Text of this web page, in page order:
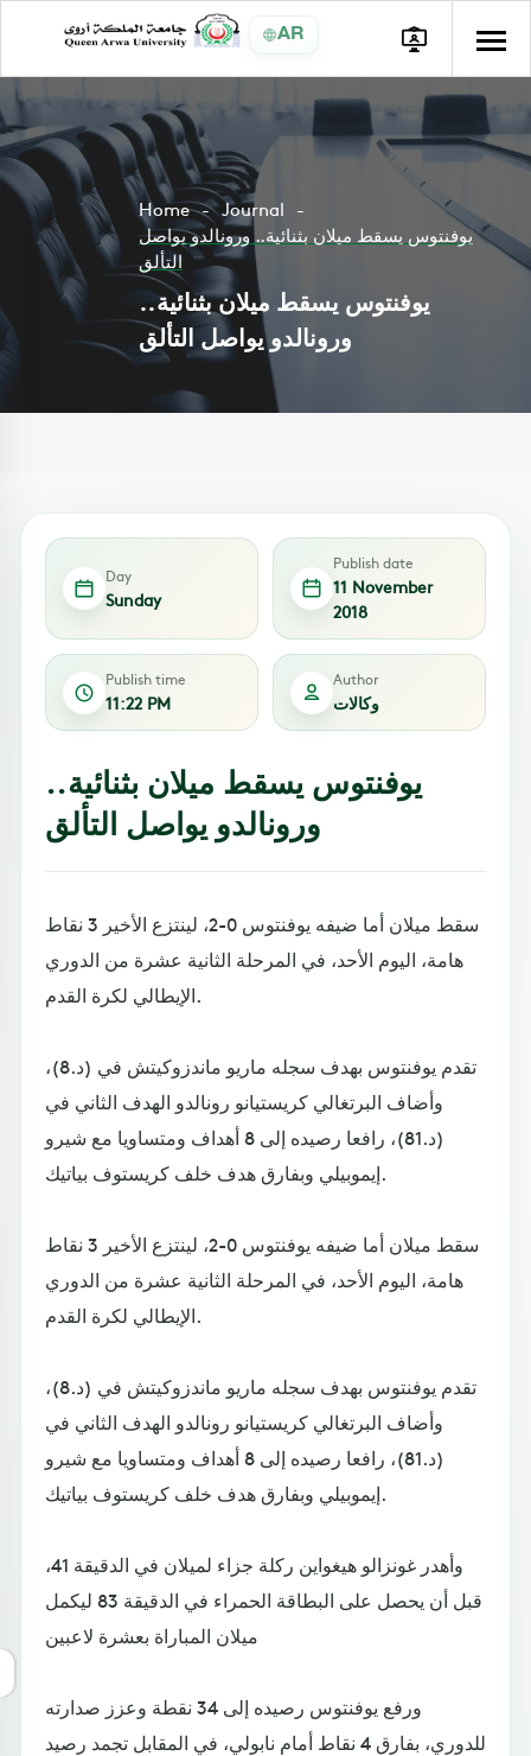
AR
Home
Journal
يوفنتوس يسقط ميلان بثنائية.. ورونالدو يواصل
التألق
يوفنتوس يسقط ميلان بثنائية..
ورونالدو يواصل التألق
Day
Sunday
Publish date
11 November
2018
Publish time
11:22 PM
Author
وكالات
يوفنتوس يسقط ميلان بثنائية..
ورونالدو يواصل التألق
سقط ميلان أما ضيفه يوفنتوس 0-2، لينتزع الأخير 3 نقاط
هامة، اليوم الأحد، في المرحلة الثانية عشرة من الدوري
الإيطالي لكرة القدم.
تقدم يوفنتوس بهدف سجله ماريو ماندزوكيتش في (د.8)،
وأضاف البرتغالي كريستيانو رونالدو الهدف الثاني في
(د.81)، رافعا رصيده إلى 8 أهداف ومتساويا مع شيرو
إيموبيلي وبفارق هدف خلف كريستوف بياتيك.
سقط ميلان أما ضيفه يوفنتوس 0-2، لينتزع الأخير 3 نقاط
هامة، اليوم الأحد، في المرحلة الثانية عشرة من الدوري
الإيطالي لكرة القدم.
تقدم يوفنتوس بهدف سجله ماريو ماندزوكيتش في (د.8)،
وأضاف البرتغالي كريستيانو رونالدو الهدف الثاني في
(د.81)، رافعا رصيده إلى 8 أهداف ومتساويا مع شيرو
إيموبيلي وبفارق هدف خلف كريستوف بياتيك.
وأهدر غونزالو هيغواين ركلة جزاء لميلان في الدقيقة 41،
قبل أن يحصل على البطاقة الحمراء في الدقيقة 83 ليكمل
ميلان المباراة بعشرة لاعبين
ورفع يوفنتوس رصيده إلى 34 نقطة وعزز صدارته
للدوري، بفارق 4 نقاط أمام نابولي، في المقابل تجمد رصيد